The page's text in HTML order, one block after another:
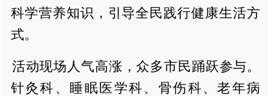
科学营养知识，引导全民践行健康生活方
式。
活动现场人气高涨，众多市民踊跃参与。
针灸科、睡眠医学科、骨伤科、老年病